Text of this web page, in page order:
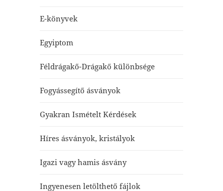
E-könyvek
Egyiptom
Féldrágakő-Drágakő különbsége
Fogyássegítő ásványok
Gyakran Ismételt Kérdések
Híres ásványok, kristályok
Igazi vagy hamis ásvány
Ingyenesen letölthető fájlok